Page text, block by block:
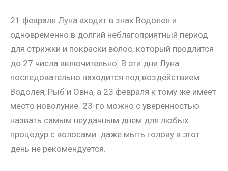
21 февраля Луна входит в знак Водолея и
одновременно в долгий неблагоприятный период
для стрижки и покраски волос, который продлится
до 27 числа включительно. В эти дни Луна
последовательно находится под воздействием
Водолея, Рыб и Овна, а 23 февраля к тому же имеет
место новолуние. 23-го можно с уверенностью
назвать самым неудачным днем для любых
процедур с волосами: даже мыть голову в этот
день не рекомендуется.